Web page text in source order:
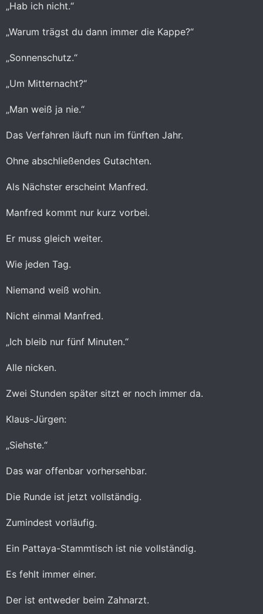
„Hab ich nicht.“
„Warum trägst du dann immer die Kappe?“
„Sonnenschutz.“
„Um Mitternacht?“
„Man weiß ja nie.“
Das Verfahren läuft nun im fünften Jahr.
Ohne abschließendes Gutachten.
Als Nächster erscheint Manfred.
Manfred kommt nur kurz vorbei.
Er muss gleich weiter.
Wie jeden Tag.
Niemand weiß wohin.
Nicht einmal Manfred.
„Ich bleib nur fünf Minuten.“
Alle nicken.
Zwei Stunden später sitzt er noch immer da.
Klaus-Jürgen:
„Siehste.“
Das war offenbar vorhersehbar.
Die Runde ist jetzt vollständig.
Zumindest vorläufig.
Ein Pattaya-Stammtisch ist nie vollständig.
Es fehlt immer einer.
Der ist entweder beim Zahnarzt.